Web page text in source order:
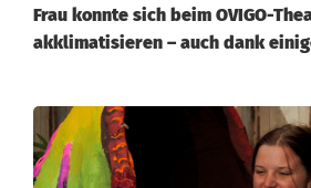
Frau konnte sich beim OVIGO-
akklimatisieren – auch dank
V
o